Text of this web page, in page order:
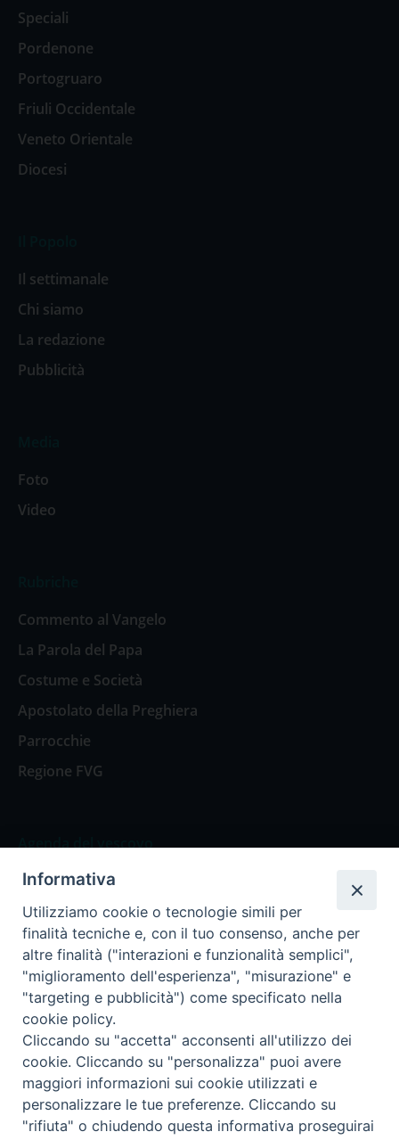
Speciali
Pordenone
Portogruaro
Friuli Occidentale
Veneto Orientale
Diocesi
Il settimanale
Chi siamo
La redazione
Pubblicità
Foto
Video
Commento al Vangelo
La Parola del Papa
Costume e Società
Apostolato della Preghiera
Parrocchie
Regione FVG
Agenda del vescovo
Agenda del vescovo
Privacy Policy Trasparenza
Termini e Condizioni
Informativa per il trattamento dei dati personali
Informativa
Utilizziamo cookie o tecnologie simili per
finalità tecniche e, con il tuo consenso, anche per
altre finalità ("interazioni e funzionalità semplici",
"miglioramento dell'esperienza", "misurazione" e
"targeting e pubblicità") come specificato nella
cookie policy.
Cliccando su "accetta" acconsenti all'utilizzo dei
cookie. Cliccando su "personalizza" puoi avere
maggiori informazioni sui cookie utilizzati e
personalizzare le tue preferenze. Cliccando su
"rifiuta" o chiudendo questa informativa proseguirai